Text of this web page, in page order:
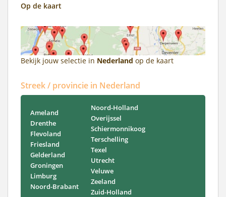
Op de kaart
Bekijk jouw selectie in Nederland op de kaart
Streek / provincie in Nederland
Ameland
Drenthe
Flevoland
Friesland
Gelderland
Groningen
Limburg
Noord-Brabant
Noord-Holland
Overijssel
Schiermonnikoog
Terschelling
Texel
Utrecht
Veluwe
Zeeland
Zuid-Holland